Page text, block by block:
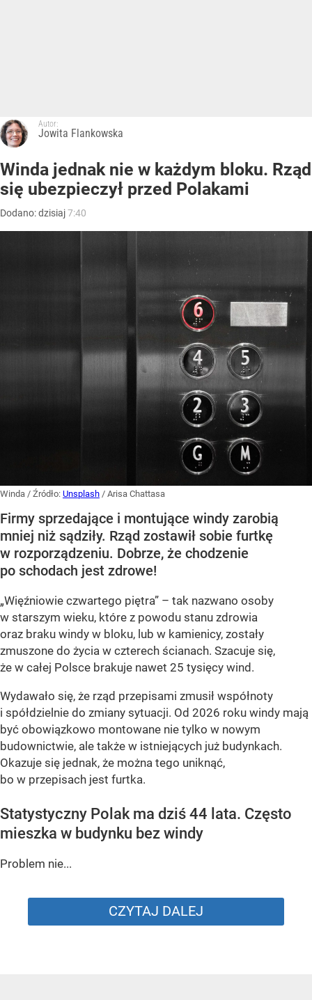
Autor:
Jowita Flankowska
Winda jednak nie w każdym bloku. Rząd
się ubezpieczył przed Polakami
Dodano:dzisiaj7:40
Winda / Źródło: Unsplash / Arisa Chattasa
Firmy sprzedające i montujące windy zarobią
mniej niż sądziły. Rząd zostawił sobie furtkę
w rozporządzeniu. Dobrze, że chodzenie
po schodach jest zdrowe!
„Więźniowie czwartego piętra” – tak nazwano osoby
w starszym wieku, które z powodu stanu zdrowia
oraz braku windy w bloku, lub w kamienicy, zostały
zmuszone do życia w czterech ścianach. Szacuje się,
że w całej Polsce brakuje nawet 25 tysięcy wind .
Wydawało się, że rząd przepisami zmusił współnoty
i spółdzielnie do zmiany sytuacji. Od 2026 roku windy mają
być obowiązkowo montowane nie tylko w nowym
budownictwie, ale także w istniejących już budynkach.
Okazuje się jednak, że można tego uniknąć,
bo w przepisach jest furtka.
Statystyczny Polak ma dziś 44 lata. Często
mieszka w budynku bez windy
Problem nie...
CZYTAJ DALEJ